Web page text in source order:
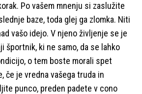
Po vašem mnenju si zaslužite
baze, toda glej ga zlomka. Niti
vašo idejo. V njeno življenje se je
športnik, ki ne samo, da se lahko
o tem boste morali spet
če je vredna vašega truda in
punco, preden padete v cono